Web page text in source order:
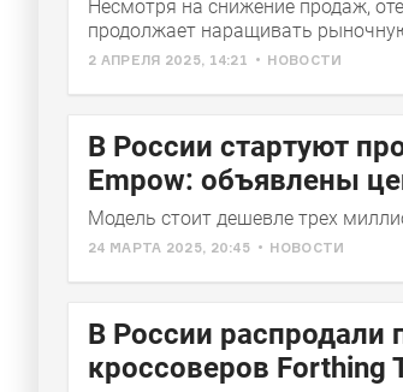
Несмотря на снижение продаж,
продолжает наращивать
2 АПРЕЛЯ 2025, 14:21 НОВОСТИ
В России стартуют
Empow: объявлены
Модель стоит дешевле трех
24 МАРТА 2025, 20:45 НОВОСТИ
В России распродали
кроссоверов Forthing